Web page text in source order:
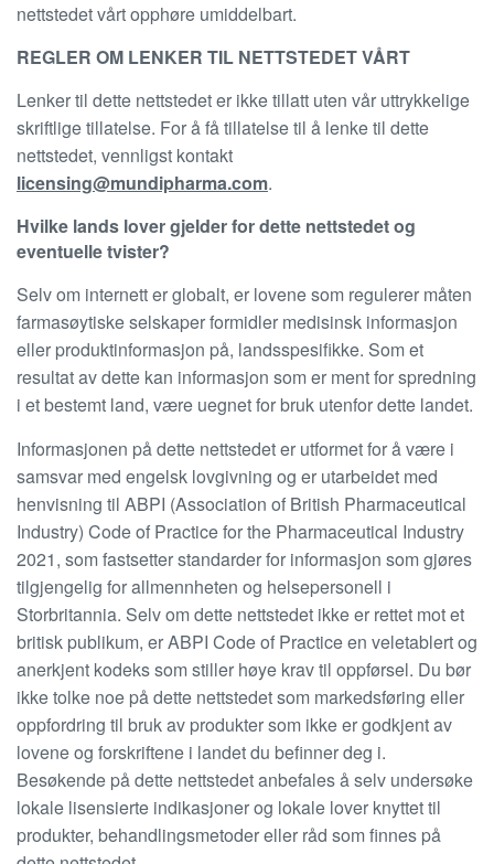
nettstedet vårt opphøre umiddelbart.
REGLER OM LENKER TIL NETTSTEDET VÅRT
Lenker til dette nettstedet er ikke tillatt uten vår uttrykkelige
skriftlige tillatelse. For å få tillatelse til å lenke til dette
nettstedet, vennligst kontakt
licensing@mundipharma.com.
Hvilke lands lover gjelder for dette nettstedet og
eventuelle tvister?
Selv om internett er globalt, er lovene som regulerer måten
farmasøytiske selskaper formidler medisinsk informasjon
eller produktinformasjon på, landsspesifikke. Som et
resultat av dette kan informasjon som er ment for spredning
i et bestemt land, være uegnet for bruk utenfor dette landet.
Informasjonen på dette nettstedet er utformet for å være i
samsvar med engelsk lovgivning og er utarbeidet med
henvisning til ABPI (Association of British Pharmaceutical
Industry) Code of Practice for the Pharmaceutical Industry
2021, som fastsetter standarder for informasjon som gjøres
tilgjengelig for allmennheten og helsepersonell i
Storbritannia. Selv om dette nettstedet ikke er rettet mot et
britisk publikum, er ABPI Code of Practice en veletablert og
anerkjent kodeks som stiller høye krav til oppførsel. Du bør
ikke tolke noe på dette nettstedet som markedsføring eller
oppfordring til bruk av produkter som ikke er godkjent av
lovene og forskriftene i landet du befinner deg i.
Besøkende på dette nettstedet anbefales å selv undersøke
lokale lisensierte indikasjoner og lokale lover knyttet til
produkter, behandlingsmetoder eller råd som finnes på